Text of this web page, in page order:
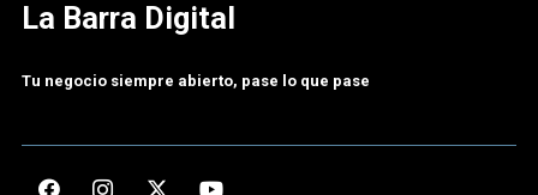
La Barra Digital
Tu negocio siempre abierto, pase lo que pase